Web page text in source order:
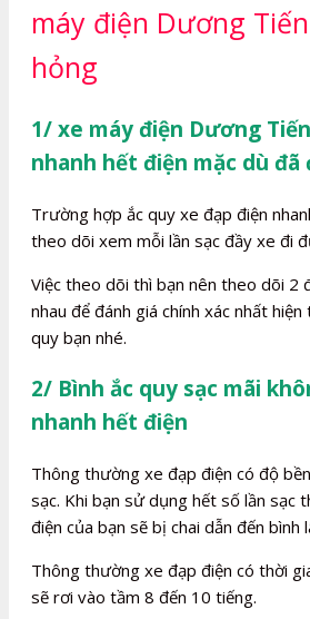
máy điện Dương
hỏng
1/ xe máy điện Dương
nhanh hết điện mặc dù đã
Trường hợp ắc quy xe đạp điện
theo dõi xem mỗi lần sạc đầy xe đi
Việc theo dõi thì bạn nên theo dõi 2
nhau để đánh giá chính xác nhất
quy bạn nhé.
2/ Bình ắc quy sạc mãi
nhanh hết điện
Thông thường xe đạp điện có độ
sạc. Khi bạn sử dụng hết số lần sạc
điện của bạn sẽ bị chai dẫn đến bình
Thông thường xe đạp điện có thời
sẽ rơi vào tầm 8 đến 10 tiếng.